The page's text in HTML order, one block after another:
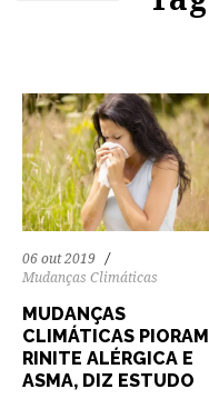
06 out 2019
Mudanças Climáticas
MUDANÇAS
CLIMÁTICAS PIORAM
RINITE ALÉRGICA E
ASMA, DIZ ESTUDO